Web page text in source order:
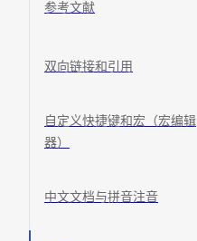
参考文献
双向链接和引用
自定义快捷键和宏（宏编辑
器）
中文文档与拼音注音